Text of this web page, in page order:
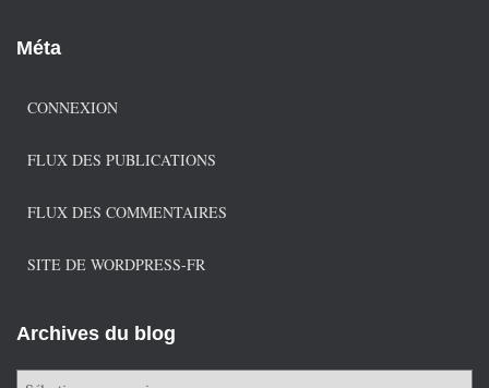
Méta
CONNEXION
FLUX DES PUBLICATIONS
FLUX DES COMMENTAIRES
SITE DE WORDPRESS-FR
Archives du blog